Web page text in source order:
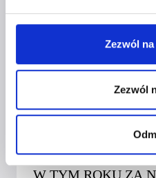
Zezwól
Zezwól
CZERWONA
DRUGIE
W TYM ROKU ZA